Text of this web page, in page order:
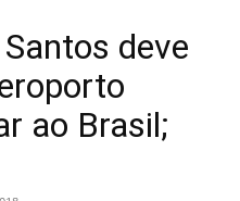
deve
ao Brasil;